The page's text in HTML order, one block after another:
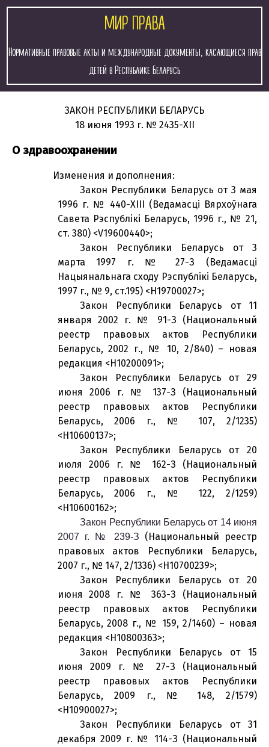
МИР ПРАВА
Нормативные правовые акты и международные документы, касающиеся прав
детей в Республике Беларусь
ЗАКОН РЕСПУБЛИКИ БЕЛАРУСЬ
18 июня 1993 г. № 2435-XII
О здравоохранении
Изменения и дополнения:
Закон Республики Беларусь от 3 мая
1996 г. № 440-XІІІ (Ведамасці Вярхоўнага
Савета Рэспублікі Беларусь, 1996 г., № 21,
ст. 380) <V19600440>;
Закон Республики Беларусь от 3
марта 1997 г. № 27-З (Ведамасці
Нацыянальнага сходу Рэспублікі Беларусь,
1997 г., № 9, ст.195) <H19700027>;
Закон Республики Беларусь от 11
января 2002 г. № 91-З (Национальный
реестр правовых актов Республики
Беларусь, 2002 г., № 10, 2/840) – новая
редакция <H10200091>;
Закон Республики Беларусь от 29
июня 2006 г. № 137-З (Национальный
реестр правовых актов Республики
Беларусь, 2006 г., № 107, 2/1235)
<H10600137>;
Закон Республики Беларусь от 20
июля 2006 г. № 162-З (Национальный
реестр правовых актов Республики
Беларусь, 2006 г., № 122, 2/1259)
<H10600162>;
Закон Республики Беларусь от 14 июня
2007 г. № 239-З (Национальный реестр
правовых актов Республики Беларусь,
2007 г., № 147, 2/1336) <H10700239>;
Закон Республики Беларусь от 20
июня 2008 г. № 363-З (Национальный
реестр правовых актов Республики
Беларусь, 2008 г., № 159, 2/1460) – новая
редакция <H10800363>;
Закон Республики Беларусь от 15
июня 2009 г. № 27-З (Национальный
реестр правовых актов Республики
Беларусь, 2009 г., № 148, 2/1579)
<H10900027>;
Закон Республики Беларусь от 31
декабря 2009 г. № 114-З (Национальный